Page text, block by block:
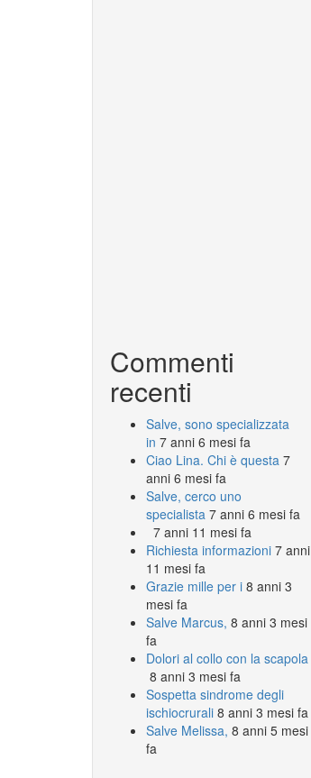
Commenti
recenti
Salve, sono specializzata
in 7 anni 6 mesi fa
Ciao Lina. Chi è questa 7
anni 6 mesi fa
Salve, cerco uno
specialista 7 anni 6 mesi fa
7 anni 11 mesi fa
Richiesta informazioni 7 anni
11 mesi fa
Grazie mille per i 8 anni 3
mesi fa
Salve Marcus, 8 anni 3 mesi
fa
Dolori al collo con la scapola
8 anni 3 mesi fa
Sospetta sindrome degli
ischiocrurali 8 anni 3 mesi fa
Salve Melissa, 8 anni 5 mesi
fa